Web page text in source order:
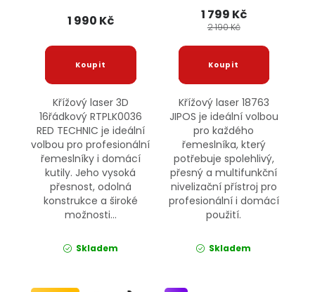
1 990 Kč
Křížový laser 3D
16řádkový RTPLK0036
RED TECHNIC je ideální
volbou pro profesionální
řemeslníky i domácí
kutily. Jeho vysoká
přesnost, odolná
konstrukce a široké
možnosti...
Skladem
1 799 Kč
2 190 Kč
Křížový laser 18763
JIPOS je ideální volbou
pro každého
řemeslníka, který
potřebuje spolehlivý,
přesný a multifunkční
nivelizační přístroj pro
profesionální i domácí
použití.
Skladem